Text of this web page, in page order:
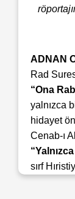
ADNAN
Rad
“Ona
yalnızca
hidayet
Cenab-ı
sırf